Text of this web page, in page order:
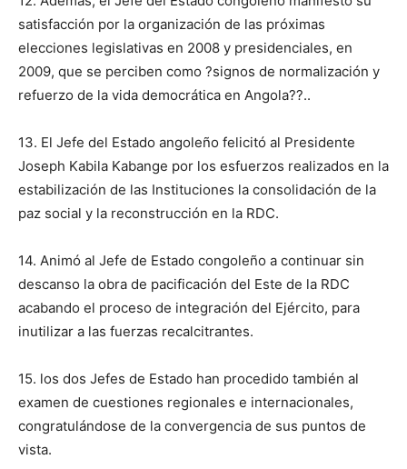
satisfacción por la organización de las próximas
elecciones legislativas en 2008 y presidenciales, en
2009, que se perciben como ?signos de normalización y
refuerzo de la vida democrática en Angola??..
13. El Jefe del Estado angoleño felicitó al Presidente
Joseph Kabila Kabange por los esfuerzos realizados en la
estabilización de las Instituciones la consolidación de la
paz social y la reconstrucción en la RDC.
14. Animó al Jefe de Estado congoleño a continuar sin
descanso la obra de pacificación del Este de la RDC
acabando el proceso de integración del Ejército, para
inutilizar a las fuerzas recalcitrantes.
15. los dos Jefes de Estado han procedido también al
examen de cuestiones regionales e internacionales,
congratulándose de la convergencia de sus puntos de
vista.